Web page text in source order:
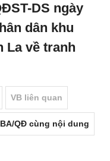
DS ngày
dân khu
La về tranh
VB liên quan
BA/QĐ cùng nội dung